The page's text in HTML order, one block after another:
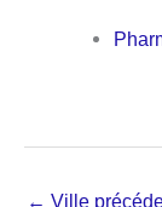
← Ville